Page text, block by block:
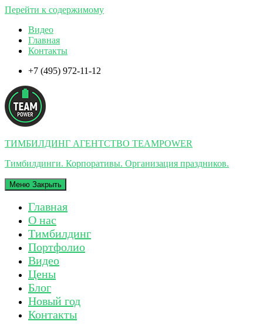
Перейти к содержимому
Видео
Главная
Контакты
+7 (495) 972-11-12
ТИМБИЛДИНГ АГЕНТСТВО TEAMPOWER
Тимбилдинги. Корпоративы. Организация праздников.
Меню Закрыть
Главная
О нас
Тимбилдинг
Портфолио
Видео
Цены
Блог
Новый год
Контакты